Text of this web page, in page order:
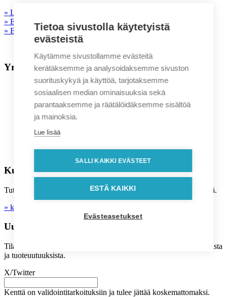
» Laatu- ja ympäristöpolitiikka
» Eettinen ohjeistus toimittajille
» Evästeasetukset
Yrityksille
Liikelahjavalikoima
Kuvastot
Ajankohtaista
Sopimusasiakkuus
Sunnittelupalvelut
Asiakastarinat
UKK
Kuluttajille
Tutustu myös B2C kuluttaja-kauppaamme, josta voit tehdä löytöjä.
» kolibri-shop.fi
Uutiskirje
Tilaa kuukausittaiset uutiskirjeet sähköpostiisi, saat tietoa tarjouksista
ja tuoteuutuuksista.
X/Twitter
Kenttä on validointitarkoituksiin ja tulee jättää koskemattomaksi.
Tietoa sivustolla käytetyistä
evästeistä
Käytämme sivustollamme evästeitä
kerätäksemme ja analysoidaksemme sivuston
suorituskykyä ja käyttöä, tarjotaksemme
sosiaalisen median ominaisuuksia sekä
parantaaksemme ja räätälöidäksemme sisältöä
ja mainoksia.
Lue lisää
SALLI KAIKKI EVÄSTEET
ESTÄ KAIKKI
Evästeasetukset